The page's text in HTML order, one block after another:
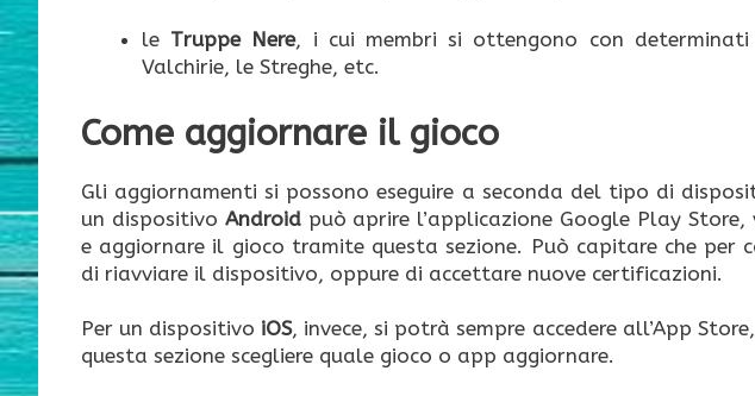
le Truppe Nere, i cui membri si ottengono con
Valchirie, le Streghe, etc.
Come aggiornare il gioco
Gli aggiornamenti si possono eseguire a seconda del tipo di
un dispositivo Androidpuò aprire l’applicazione Google Play
e aggiornare il gioco tramite questa sezione. Può capitare che per
di riavviare il dispositivo, oppure di accettare nuove certificazioni.
Per un dispositivo iOS, invece, si potrà sempre accedere all’App
questa sezione scegliere quale gioco o app aggiornare.